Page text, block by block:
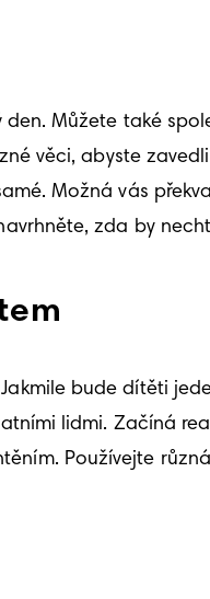
den. Můžete také
věci, abyste
Možná vás
zda by
bude dítěti
lidmi. Začíná
Používejte